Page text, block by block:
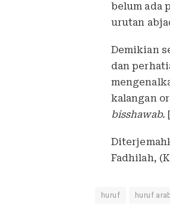
belum ada
urutan
Demikian
dan
kalangan
bisshawab.
Fadhilah,
huruf huruf